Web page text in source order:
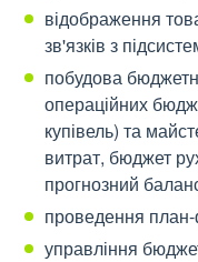
відображення
зв'язків з
побудова
операційних
купівель) та
витрат, бюджет
прогнозний
проведення план-
управління